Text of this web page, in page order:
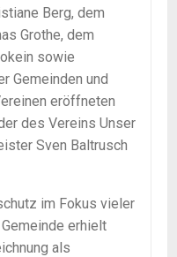
Berg, dem
Grothe, dem
sowie
Gemeinden und
eröffneten
des Vereins Unser
Sven Baltrusch
im Fokus vieler
erhielt
als